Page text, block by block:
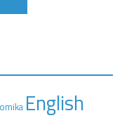
English